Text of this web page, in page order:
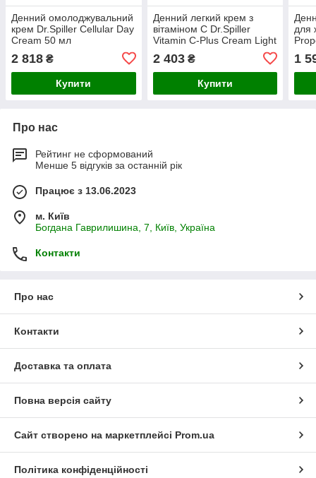
Денний омолоджувальний
крем Dr.Spiller Cellular Day
Cream 50 мл
2 818 ₴
Купити
Денний легкий крем з
вітаміном С Dr.Spiller
Vitamin C-Plus Cream Light
2 403₴
Купити
для
1
Про нас
Рейтинг не сформований
Менше 5 відгуків за останній рік
Працює з 13.06.2023
м. Київ
Богдана Гаврилишина, 7, Київ, Україна
Контакти
Про нас
Контакти
Доставка та оплата
Повна версія сайту
Сайт створено на маркетплейсі Prom.ua
Політика конфіденційності